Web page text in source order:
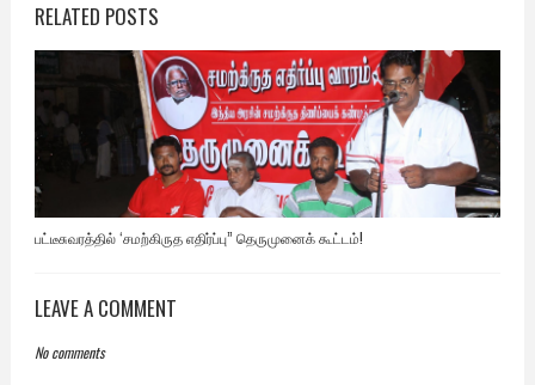
RELATED POSTS
பட்டீசுவரத்தில் ‘சமற்கிருத எதிர்ப்பு” தெருமுனைக் கூட்டம்!
LEAVE A COMMENT
No comments